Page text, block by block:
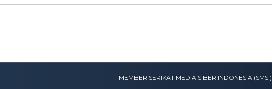
MEMBER SERIKAT MEDIA SIBER INDONESIA (SMSI)